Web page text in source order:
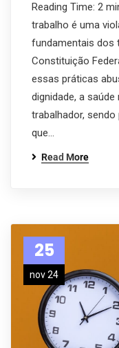
Reading Time: 2
trabalho é uma
fundamentais dos
Constituição
essas práticas
dignidade, a
trabalhador,
que…
Read More
25
nov 24